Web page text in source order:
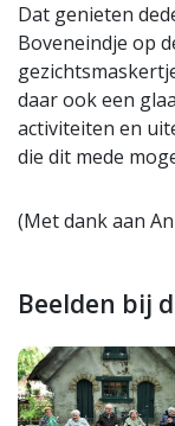
Dat genieten
Boveneindje op
daar ook een
activiteiten en
die dit mede
(Met dank aan
Beelden bij